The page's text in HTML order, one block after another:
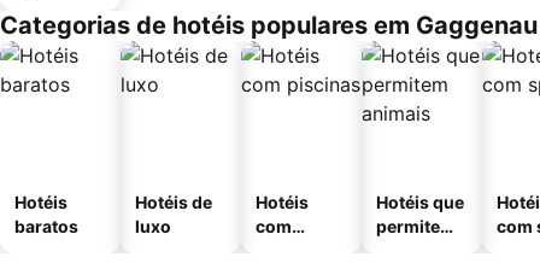
Categorias de hotéis populares em Gaggenau
Hotéis
baratos
Hotéis de
luxo
Hotéis
com
Hotéis que
permitem
com